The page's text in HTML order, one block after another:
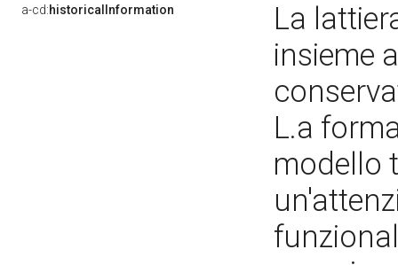
a-cd:historicalInformation
La
insieme
L.a
modello